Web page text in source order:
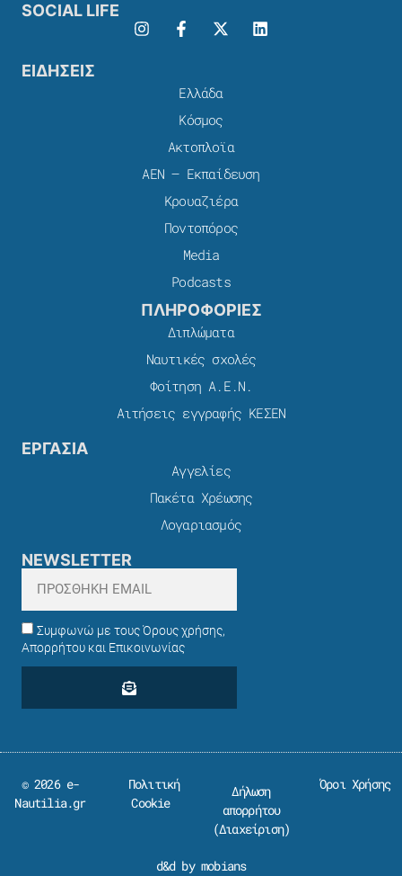
SOCIAL LIFE
ΕΙΔΗΣΕΙΣ
Ελλάδα
Κόσμος
Ακτοπλοϊα
ΑΕΝ – Εκπαίδευση
Κρουαζιέρα
Ποντοπόρος
Media
Podcasts
ΠΛΗΡΟΦΟΡΙΕΣ
Διπλώματα
Ναυτικές σχολές
Φοίτηση Α.Ε.Ν.
Αιτήσεις εγγραφής ΚΕΣΕΝ
ΕΡΓΑΣΙΑ
Αγγελίες
Πακέτα Χρέωσης​
Λογαριασμός
NEWSLETTER
Συμφωνώ με τους Όρους χρήσης,
Απορρήτου και Επικοινωνίας
© 2026 e-
Nautilia.gr
Πολιτική
Cookie
Δήλωση
απορρήτου
(Διαχείριση)
Όροι Χρήσης
d&d by mobians